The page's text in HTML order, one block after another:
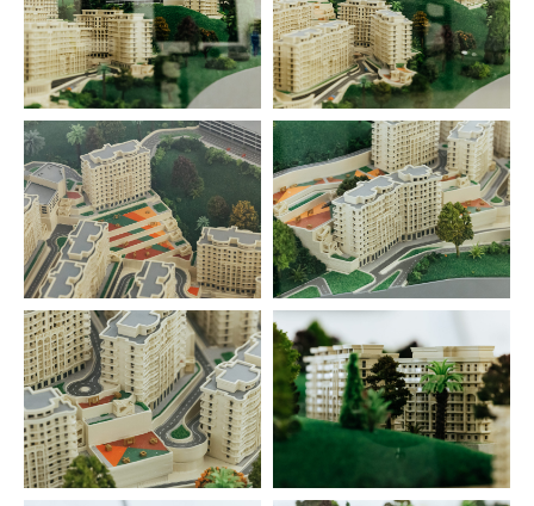
lasergraf@lasergraf.ru
+7 (863) 226-04-01
Навигация
Главная
Контакты
Политика конфиденциальности
Пользовательское соглашение
Детская продукция
Оставить отзыв
Работаем по всей России и СНГ.